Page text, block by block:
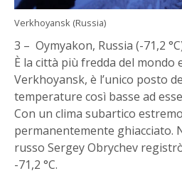
Verkhoyansk (Russia)
3 – Oymyakon, Russia (-71,2
È la città più fredda del mondo
Verkhoyansk, è l’unico posto
temperature così basse ad
Con un clima subartico
permanentemente ghiacciato.
russo Sergey Obrychev
-71,2 °C.